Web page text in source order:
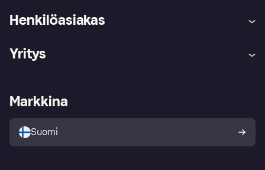
Henkilöasiakas
Ohje
Kirjaudu sisään
Tutustu kauppoihin
Ostajan turva
Yritys
Kirjaudu sisään yrityksenä
Markkina
Suomi